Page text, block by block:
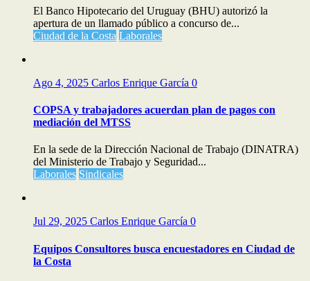
El Banco Hipotecario del Uruguay (BHU) autorizó la
apertura de un llamado público a concurso de...
Ciudad de la Costa Laborales
Ago 4, 2025 Carlos Enrique García 0
COPSA y trabajadores acuerdan plan de pagos con
mediación del MTSS
En la sede de la Dirección Nacional de Trabajo (DINATRA)
del Ministerio de Trabajo y Seguridad...
Laborales Sindicales
Jul 29, 2025 Carlos Enrique García 0
Equipos Consultores busca encuestadores en Ciudad de
la Costa